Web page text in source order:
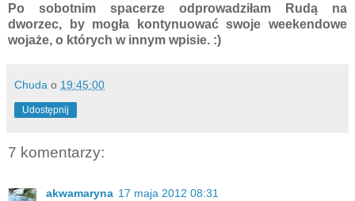
Po sobotnim spacerze odprowadziłam Rudą na
dworzec, by mogła kontynuować swoje weekendowe
wojaże, o których w innym wpisie. :)
Chuda o 19:45:00
Udostępnij
7 komentarzy:
akwamaryna 17 maja 2012 08:31